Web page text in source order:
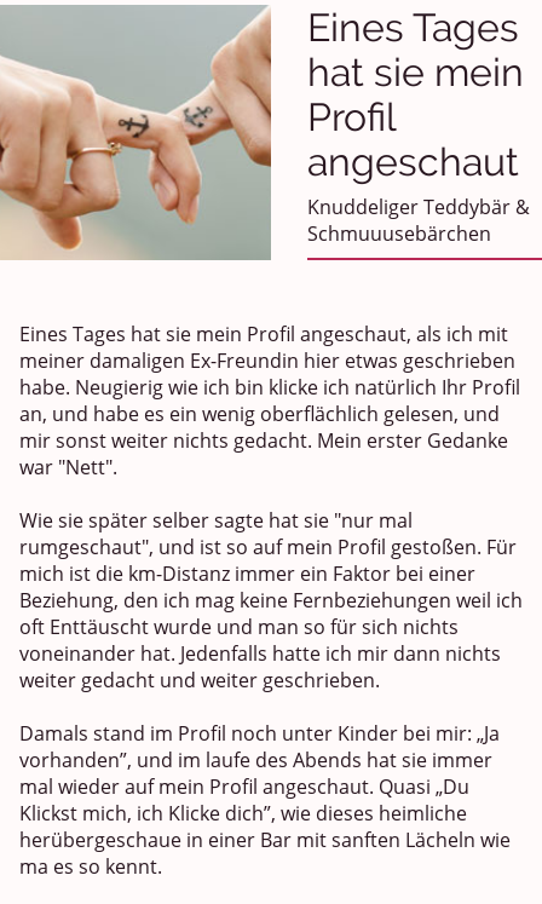
Eines Tages
hat sie mein
Profil
angeschaut
Knuddeliger Teddybär &
Schmuuusebärchen
Eines Tages hat sie mein Profil angeschaut, als ich mit
meiner damaligen Ex-Freundin hier etwas geschrieben
habe. Neugierig wie ich bin klicke ich natürlich Ihr Profil
an, und habe es ein wenig oberflächlich gelesen, und
mir sonst weiter nichts gedacht. Mein erster Gedanke
war "Nett".
Wie sie später selber sagte hat sie "nur mal
rumgeschaut", und ist so auf mein Profil gestoßen. Für
mich ist die km-Distanz immer ein Faktor bei einer
Beziehung, den ich mag keine Fernbeziehungen weil ich
oft Enttäuscht wurde und man so für sich nichts
voneinander hat. Jedenfalls hatte ich mir dann nichts
weiter gedacht und weiter geschrieben.
Damals stand im Profil noch unter Kinder bei mir: „Ja
vorhanden”, und im laufe des Abends hat sie immer
mal wieder auf mein Profil angeschaut. Quasi „Du
Klickst mich, ich Klicke dich”, wie dieses heimliche
herübergeschaue in einer Bar mit sanften Lächeln wie
ma es so kennt.